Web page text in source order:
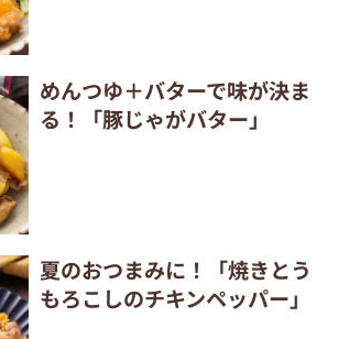
めんつゆ＋バターで味が決ま
る！「豚じゃがバター」
夏のおつまみに！「焼きとう
もろこしのチキンペッパー」